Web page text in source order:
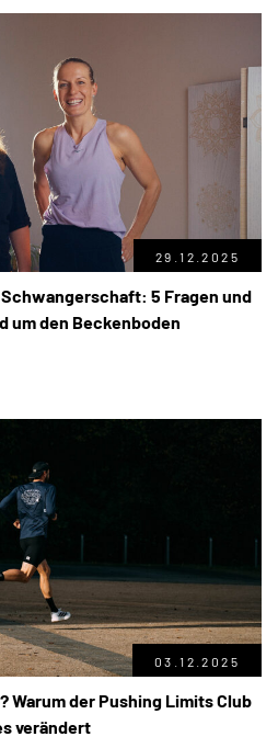
29.12.2025
5 Fragen und
um den Beckenboden
03.12.2025
Warum der Pushing Limits Club
verändert